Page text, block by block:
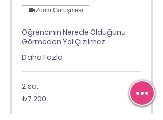
Zoom Görüşmesi
Öğrencinin Nerede Olduğunu
Görmeden Yol Çizilmez
Daha Fazla
2 sa.
₺7.200
Türk
₺7.200